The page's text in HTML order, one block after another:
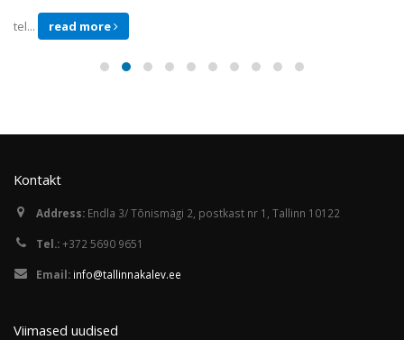
tel... read more
Kontakt
Address: Endla 3/ Tõnismägi 2, postkast nr 1, Tallinn 10122
Tel.:+372 5690 9651
Email: info@tallinnakalev.ee
Viimased uudised